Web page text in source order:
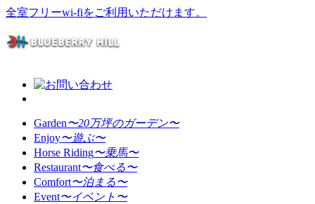
全室フリーwi-fiをご利用いただけます。
Garden〜20万坪のガーデン〜
Enjoy〜遊ぶ〜
Horse Riding〜乗馬〜
Restaurant〜食べる〜
Comfort〜泊まる〜
Event〜イベント〜